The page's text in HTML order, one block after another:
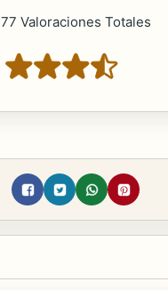
77 Valoraciones Totales